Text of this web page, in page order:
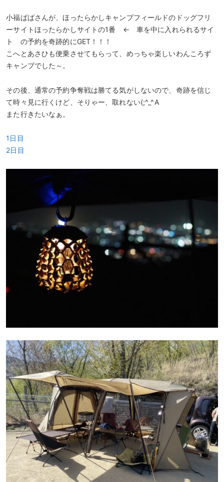
小福ぱぱさんが、ほったらかしキャンプフィールドのドッグフリ
ーサイトほったらかしサイトの1番 ← 車を中に入れられるサイ
ト の予約を奇跡的にGET！！！
こへとあさひも便乗させてもらって、めっちゃ楽しいわんころず
キャンプでした～。
その後、通常の予約争奪戦は勝てる気がしないので、奇跡を信じ
て時々見に行くけど、そりゃー、取れない(;^_^A
また行きたいなぁ。
1日目
2日目